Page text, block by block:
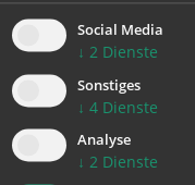
Social Media
↓ 2 Dienste
Sonstiges
↓ 4 Dienste
Analyse
↓ 2 Dienste